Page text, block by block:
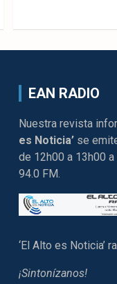
EAN RADIO
Nuestra revista
es Noticia’ se
de 12h00 a 13h00
94.0 FM.
‘El Alto es Noticia’
¡Sintonízanos!